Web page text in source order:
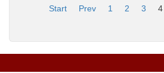
Start
Prev 1 2 3 4